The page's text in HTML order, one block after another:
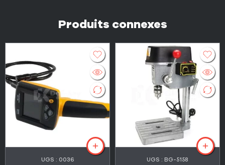
Produits connexes
UGS : 0036 UGS : BG-5158